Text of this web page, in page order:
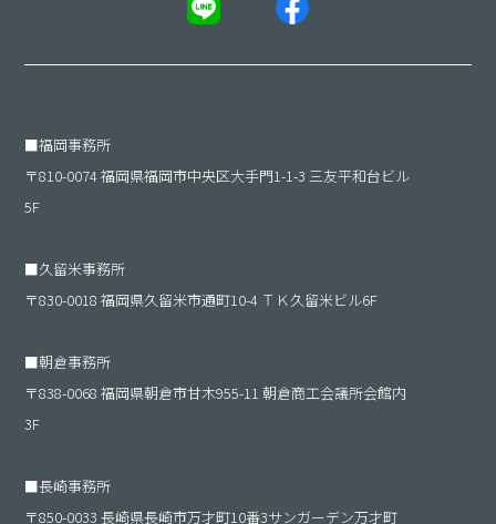
■福岡事務所
〒810-0074 福岡県福岡市中央区大手門1-1-3 三友平和台ビル
5F
■久留米事務所
〒830-0018 福岡県久留米市通町10-4 ＴＫ久留米ビル6F
■朝倉事務所
〒838-0068 福岡県朝倉市甘木955-11 朝倉商工会議所会館内
3F
■長崎事務所
〒850-0033 長崎県長崎市万才町10番3サンガーデン万才町